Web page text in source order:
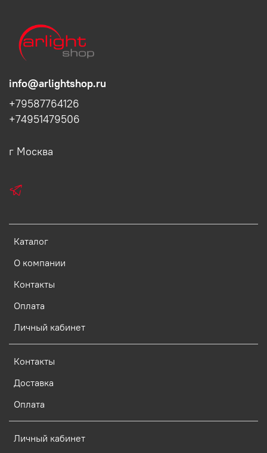
Каталог
О компании
Контакты
Оплата
Личный кабинет
Контакты
Доставка
Оплата
Личный кабинет
info@arlightshop.ru
+79587764126
+74951479506
г Москва